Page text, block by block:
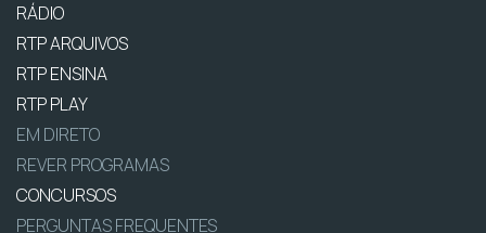
RÁDIO
RTP ARQUIVOS
RTP ENSINA
RTP PLAY
EM DIRETO
REVER PROGRAMAS
CONCURSOS
PERGUNTAS FREQUENTES